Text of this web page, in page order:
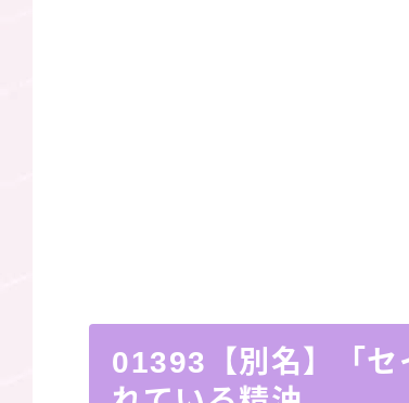
01393【別名】「セ